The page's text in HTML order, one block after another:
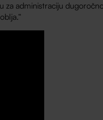
za administraciju